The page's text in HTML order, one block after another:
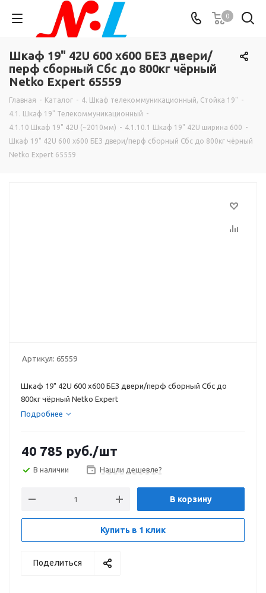
0
Шкаф 19" 42U 600 х600 БЕЗ двери/
перф сборный Сбс до 800кг чёрный
Netko Expert 65559
Главная - Каталог - 4. Шкаф телекоммуникационный, Стойка 19" -
4.1. Шкаф 19" Телекоммуникационный -
4.1.10 Шкаф 19" 42U (~2010мм) - 4.1.10.1 Шкаф 19" 42U ширина 600 -
Шкаф 19" 42U 600 х600 БЕЗ двери/перф сборный Сбс до 800кг чёрный
Netko Expert 65559
Артикул: 65559
Шкаф 19" 42U 600 х600 БЕЗ двери/перф сборный Сбс до
800кг чёрный Netko Expert
Подробнее
40 785 руб./шт
В наличии Нашли дешевле?
В корзину
Купить в 1 клик
Поделиться